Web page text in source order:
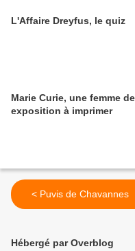
L'Affaire Dreyfus, le quiz
Marie Curie, une femme
exposition à imprimer
< Puvis de Chavannes
Hébergé par Overblog